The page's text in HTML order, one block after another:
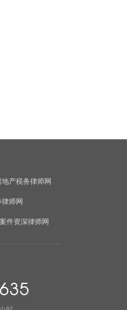
地产税务律师网
师网
件资深律师网